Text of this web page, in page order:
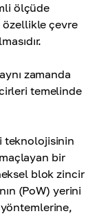
ölçüde
özellikle çevre
zamanda
temelinde
teknolojisinin
bir
blok zincir
(PoW) yerini